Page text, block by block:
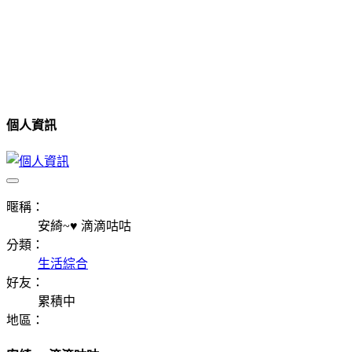
個人資訊
暱稱：
安綺~♥ 滴滴咕咕
分類：
生活綜合
好友：
累積中
地區：